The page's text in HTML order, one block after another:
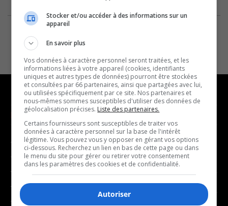
NOUVELLES
- Affaires municipales
- Communauté / Social
- Culture
- Économie
- Éducation
MUSIQUE
- Décompte franco
- Joué récemment
BALADOS
Stocker et/ou accéder à des informations sur un
appareil
En savoir plus
Vos données à caractère personnel seront traitées, et les
informations liées à votre appareil (cookies, identifiants
uniques et autres types de données) pourront être stockées
et consultées par 66 partenaires, ainsi que partagées avec lui,
ou utilisées spécifiquement par ce site. Nos partenaires et
nous-mêmes sommes susceptibles d'utiliser des données de
géolocalisation précises. Liste des partenaires.
Certains fournisseurs sont susceptibles de traiter vos
données à caractère personnel sur la base de l'intérêt
légitime. Vous pouvez vous y opposer en gérant vos options
ci-dessous. Recherchez un lien en bas de cette page ou dans
le menu du site pour gérer ou retirer votre consentement
dans les paramètres des cookies et de confidentialité.
Autoriser